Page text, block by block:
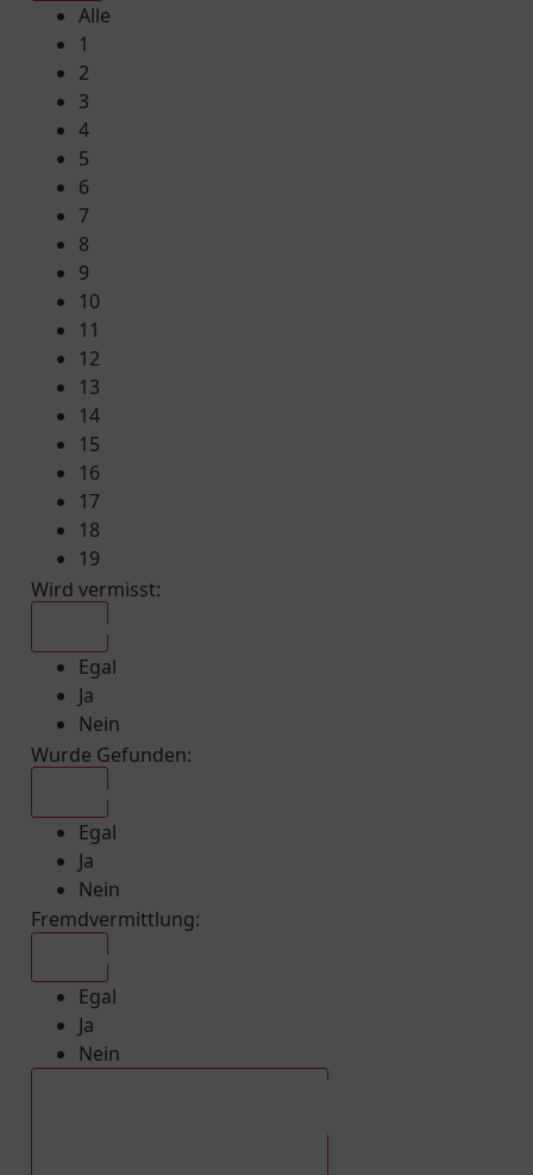
Alle
1
2
3
4
5
6
7
8
9
10
11
12
13
14
15
16
17
18
19
Wird vermisst:
Egal
Ja
Nein
Wurde Gefunden:
Egal
Ja
Nein
Fremdvermittlung:
Egal
Ja
Nein